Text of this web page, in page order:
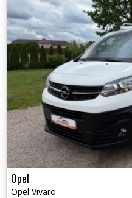
Opel
Opel Vivaro